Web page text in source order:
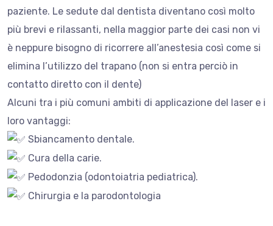
paziente. Le sedute dal dentista diventano così molto
più brevi e rilassanti, nella maggior parte dei casi non vi
è neppure bisogno di ricorrere all’anestesia così come si
elimina l’utilizzo del trapano (non si entra perciò in
contatto diretto con il dente)
Alcuni tra i più comuni ambiti di applicazione del laser e i
loro vantaggi:
Sbiancamento dentale.
Cura della carie.
Pedodonzia (odontoiatria pediatrica).
Chirurgia e la parodontologia